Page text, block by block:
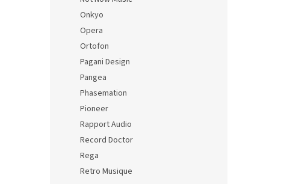
Onkyo
Opera
Ortofon
Pagani Design
Pangea
Phasemation
Pioneer
Rapport Audio
Record Doctor
Rega
Retro Musique